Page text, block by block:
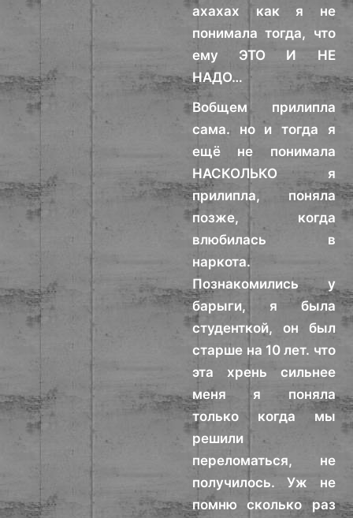
ахахах как я не
понимала тогда, что
ему ЭТО И НЕ
НАДО…
Вобщем прилипла
сама. но и тогда я
ещё не понимала
НАСКОЛЬКО я
прилипла, поняла
позже, когда
влюбилась в
наркота.
Познакомились у
барыги, я была
студенткой, он был
старше на 10 лет. что
эта хрень сильнее
меня я поняла
только когда мы
решили
переломаться, не
получилось. Уж не
помню сколько раз